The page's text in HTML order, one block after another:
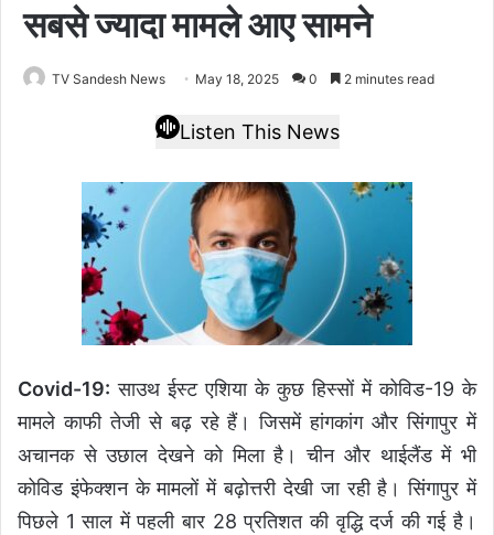
सबसे ज्यादा मामले आए सामने
TV Sandesh News May 18, 2025 0 2 minutes read
Listen This News
Covid-19: साउथ ईस्ट एशिया के कुछ हिस्सों में कोविड-19 के
मामले काफी तेजी से बढ़ रहे हैं। जिसमें हांगकांग और सिंगापुर में
अचानक से उछाल देखने को मिला है। चीन और थाईलैंड में भी
कोविड इंफेक्शन के मामलों में बढ़ोत्तरी देखी जा रही है। सिंगापुर में
पिछले 1 साल में पहली बार 28 प्रतिशत की वृद्धि दर्ज की गई है।